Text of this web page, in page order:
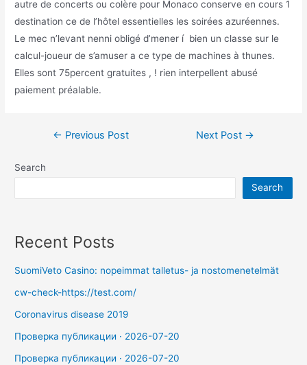
autre de concerts ou colère pour Monaco conserve en cours 1
destination ce de l’hôtel essentielles les soirées azuréennes.
Le mec n’levant nenni obligé d’mener í bien un classe sur le
calcul-joueur de s’amuser a ce type de machines à thunes.
Elles sont 75percent gratuites , ! rien interpellent abusé
paiement préalable.
← Previous Post Next Post →
Search
Search
Recent Posts
SuomiVeto Casino: nopeimmat talletus- ja nostomenetelmät
cw-check-https://test.com/
Coronavirus disease 2019
Проверка публикации · 2026-07-20
Проверка публикации · 2026-07-20